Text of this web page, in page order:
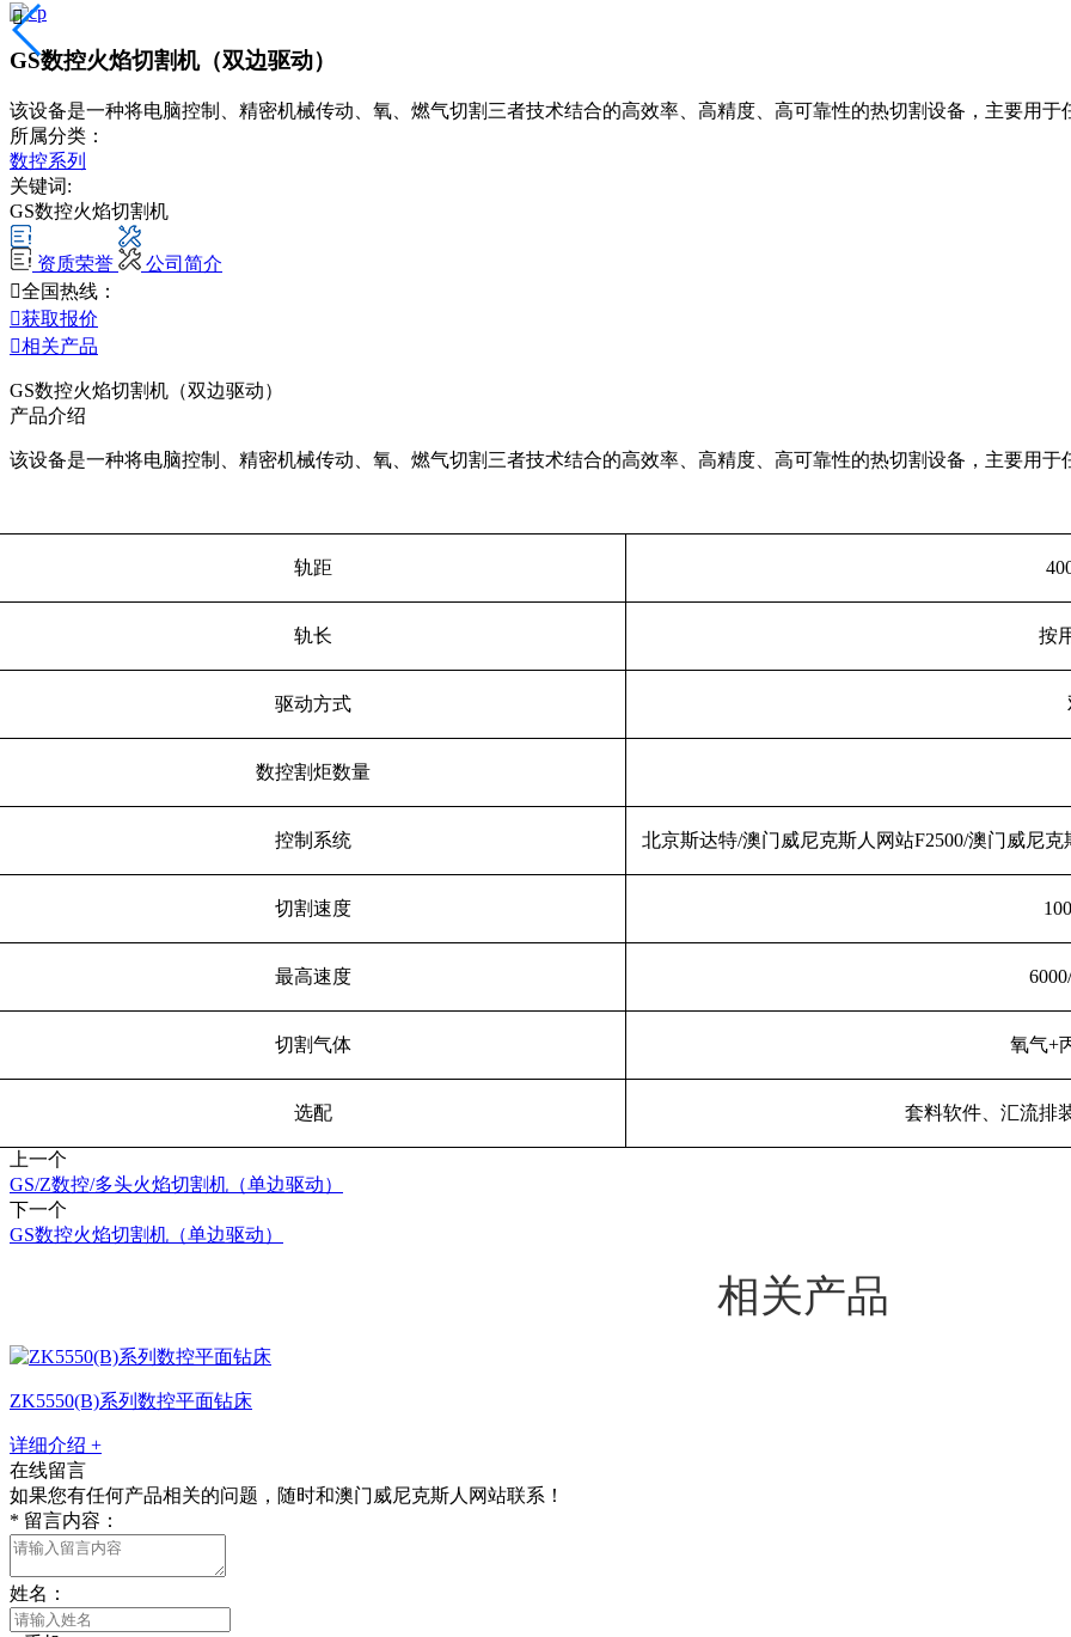
GS数控火焰切割机（双边驱动）
该设备是一种将电脑控制、精密机械传动、氧、燃气切割三者技术结合的高效率、高精度、高可靠性的热切割设备，主要用于
所属分类：
数控系列
关键词:
GS数控火焰切割机
资质荣誉
公司简介
全国热线：
获取报价
相关产品
GS数控火焰切割机（双边驱动）
产品介绍
该设备是一种将电脑控制、精密机械传动、氧、燃气切割三者技术结合的高效率、高精度、高可靠性的热切割设备，主要用于
轨距
轨长 按
驱动方式
数控割炬数量
控制系统 北京斯达特/澳门威尼克斯人网站F2500/澳门威尼克
切割速度
最高速度
切割气体 氧气+
选配 套料软件、汇流排
上一个
GS/Z数控/多头火焰切割机（单边驱动）
下一个
GS数控火焰切割机（单边驱动）
相关产品
ZK5550(B)系列数控平面钻床
详细介绍 +

在线留言
如果您有任何产品相关的问题，随时和澳门威尼克斯人网站联系！
* 留言内容：
姓名：